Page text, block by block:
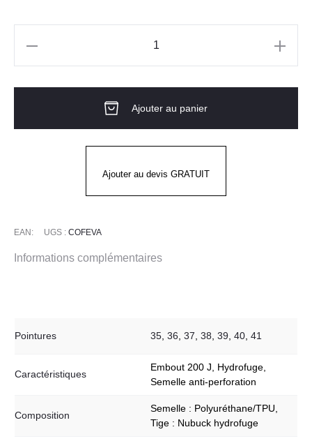
sécurité
-
Ajouter au panier
Ajouter au devis GRATUIT
EAN: UGS : COFEVA
Informations complémentaires
Pointures 35 36 37 38 39 40 41
Caractéristiques
Embout 200 J, Hydrofuge,
Semelle anti-perforation
Composition
Semelle : Polyuréthane/TPU,
Tige : Nubuck hydrofuge